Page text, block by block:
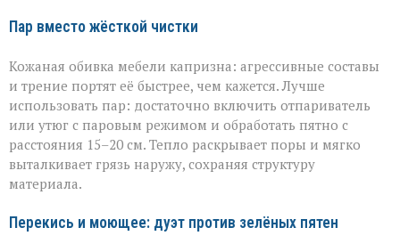
Пар вместо жёсткой чистки
Кожаная обивка мебели капризна: агрессивные составы
и трение портят её быстрее, чем кажется. Лучше
использовать пар: достаточно включить отпариватель
или утюг с паровым режимом и обработать пятно с
расстояния 15–20 см. Тепло раскрывает поры и мягко
выталкивает грязь наружу, сохраняя структуру
материала.
Перекись и моющее: дуэт против зелёных пятен